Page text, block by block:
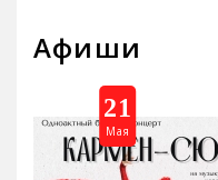
Афиши
21
Мая